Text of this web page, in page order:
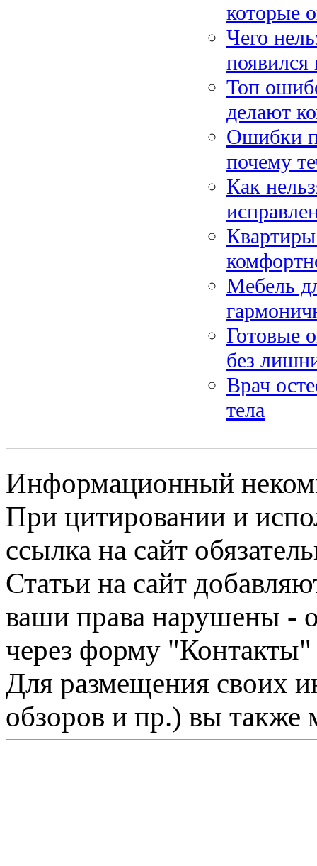
которые
Чего
появился
Топ
делают
Ошибки
почему
Как
Мебель
Готовые
без
Врач
тела
Информационный
При цитировании и
ссылка на сайт
Статьи на сайт
ваши права нарушены -
через форму "Контакты"
Для размещения своих
обзоров и пр.) вы также